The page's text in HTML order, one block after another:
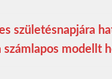
születésnapjára
számlapos modellt